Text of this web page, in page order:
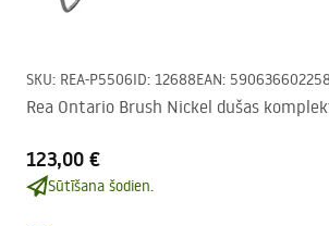
SKU: REA-P5506ID: 12688EAN:
Rea Ontario Brush Nickel dušas
123,00 €
Sūtīšana šodien.